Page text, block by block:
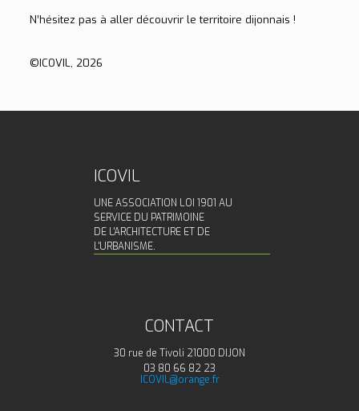
N’hésitez pas à aller découvrir le territoire dijonnais !
©️ICOVIL, 2026
ICOVIL
UNE ASSOCIATION LOI 1901 AU
SERVICE DU PATRIMOINE
DE L'ARCHITECTURE ET DE
L'URBANISME.
CONTACT
30 rue de Tivoli 21000 DIJON
03 80 66 82 23
ICOVIL@orange.fr